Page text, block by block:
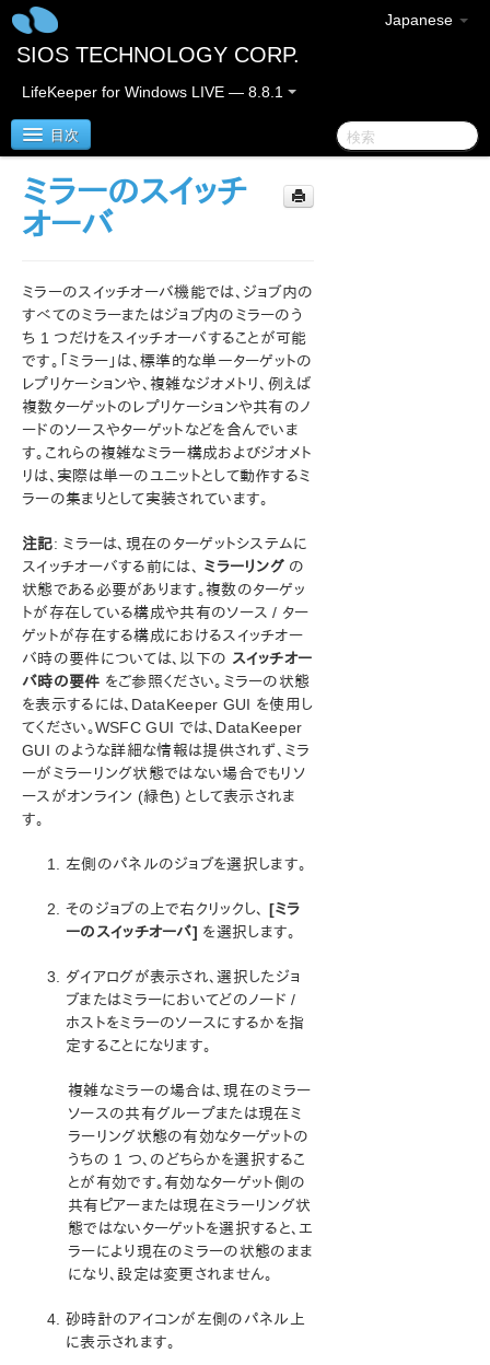
Japanese
SIOS TECHNOLOGY CORP.
LifeKeeper for Windows LIVE — 8.8.1
目次
SIOS Protection Suite for Windows
SIOS Protection Suite for Windows クイックスタート
ガイド
AWS Direct Connect クイックスタートガイド
AWS VPC ピア接続クイックスタートガイド
Microsoft Azure 動作検証ガイド
SIOS Protection Suite インストレーションガイド
SIOS Protection Suite for Windows テクニカルドキュ
メンテーション
SIOS Protection Suite for Windows について
構成
SIOS Protection Suite の管理の概要
ユーザガイド
DataKeeper
はじめに
入門
ミラーの設定
ジョブ操作
ジョブ
ジョブ名の変更
ジョブの削除
ジョブの再アサイン
ミラーの操作
共有ボリュームの操作
Windows Server 2012 上での Microsoft iSCSI タ
ーゲットと DataKeeper の使用
DataKeeper Notification Icon
AWS エフェメラルストレージ上の DataKeeper イン
テントログ
DataKeeper ターゲットスナップショット
Hyper-V 仮想マシンのディザスタリカバリを行う
よくある質問
ミラーのスイッチ
オーバ
ミラーのスイッチオーバ機能では、ジョブ内の
すべてのミラーまたはジョブ内のミラーのう
ち 1 つだけをスイッチオーバすることが可能
です。「ミラー」は、標準的な単一ターゲットの
レプリケーションや、複雑なジオメトリ、例えば
複数ターゲットのレプリケーションや共有のノ
ードのソースやターゲットなどを含んでいま
す。これらの複雑なミラー構成およびジオメト
リは、実際は単一のユニットとして動作するミ
ラーの集まりとして実装されています。
注記: ミラーは、現在のターゲットシステムに
スイッチオーバする前には、 ミラーリング の
状態である必要があります。複数のターゲッ
トが存在している構成や共有のソース / ター
ゲットが存在する構成におけるスイッチオー
バ時の要件については、以下の スイッチオー
バ時の要件 をご参照ください。ミラーの状態
を表示するには、DataKeeper GUI を使用し
てください。WSFC GUI では、DataKeeper
GUI のような詳細な情報は提供されず、ミラ
ーがミラーリング状態ではない場合でもリソ
ースがオンライン (緑色) として表示されま
す。
左側のパネルのジョブを選択します。
そのジョブの上で右クリックし、 [ミラ
ーのスイッチオーバ] を選択します。
ダイアログが表示され、選択したジョ
ブまたはミラーにおいてどのノード /
ホストをミラーのソースにするかを指
定することになります。
複雑なミラーの場合は、現在のミラー
ソースの共有グループまたは現在ミ
ラーリング状態の有効なターゲットの
うちの 1 つ、のどちらかを選択するこ
とが有効です。有効なターゲット側の
共有ピアーまたは現在ミラーリング状
態ではないターゲットを選択すると、エ
ラーにより現在のミラーの状態のまま
になり、設定は変更されません。
砂時計のアイコンが左側のパネル上
に表示されます。